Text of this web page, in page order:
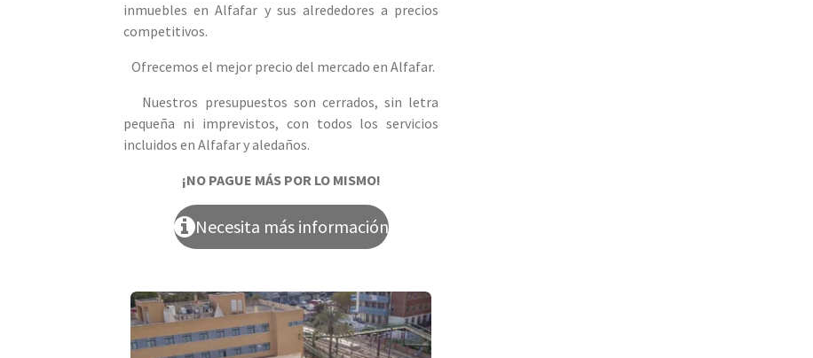
inmuebles en Alfafar y sus alrededores a precios
competitivos.
Ofrecemos el mejor precio del mercado en Alfafar.
Nuestros presupuestos son cerrados, sin letra
pequeña ni imprevistos, con todos los servicios
incluidos en Alfafar y aledaños.
¡NO PAGUE MÁS POR LO MISMO!
Necesita más información